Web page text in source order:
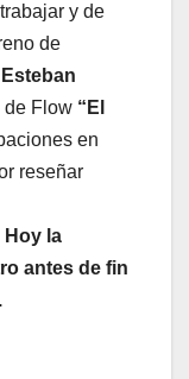
y de
de
de Flow “El
en
reseñar
Hoy la
antes de fin